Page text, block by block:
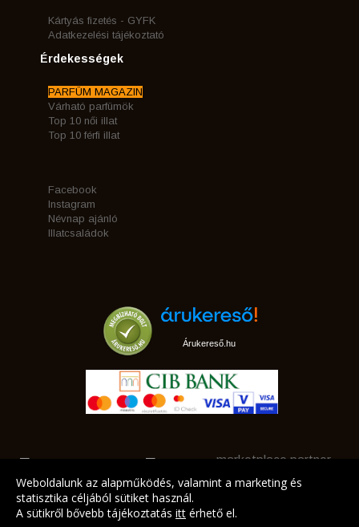
Kártyás fizetés - GYFK
Adatkezelési tájékoztató
Érdekességek
PARFÜM MAGAZIN
Várható parfümök
Top 10 női illat
Top 10 férfi illat
Facebook
Instagram
Névnap ajánló
Illatcsaládok
Árukereső.hu
marketplace partner
Weboldalunk az alapműködés, valamint a marketing és
statisztika céljából sütiket használ.
A sütikről bővebb tájékoztatás itt érhető el.